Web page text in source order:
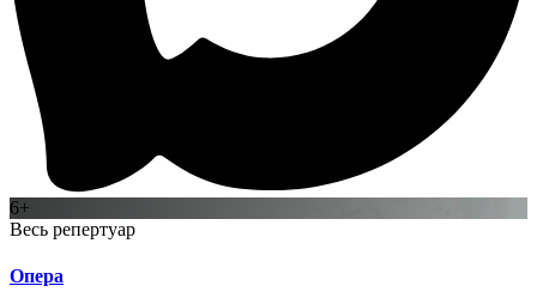
6+
Весь репертуар
Опера